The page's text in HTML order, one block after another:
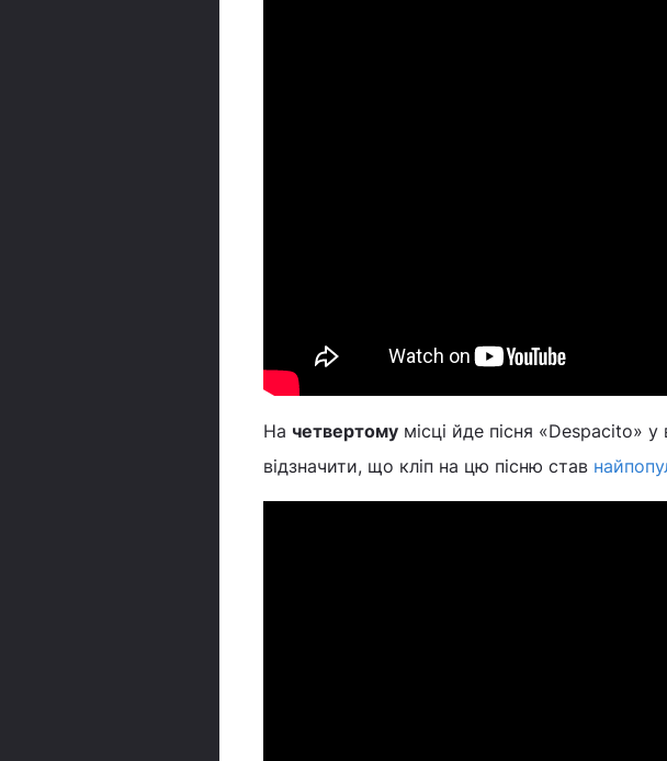
На четвертому місці йде пісня «Despacito»
відзначити, що кліп на цю пісню став